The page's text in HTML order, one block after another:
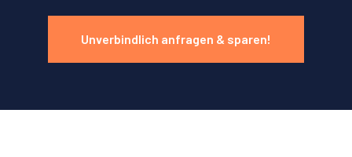
Unverbindlich anfragen & sparen!